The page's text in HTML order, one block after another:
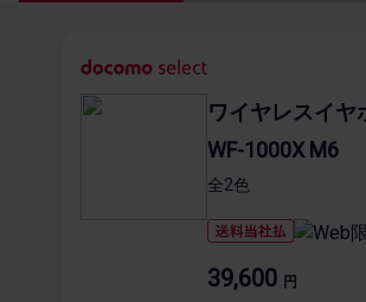
ワイヤレスイヤ
WF-1000X M6
全2​色
39,600 円